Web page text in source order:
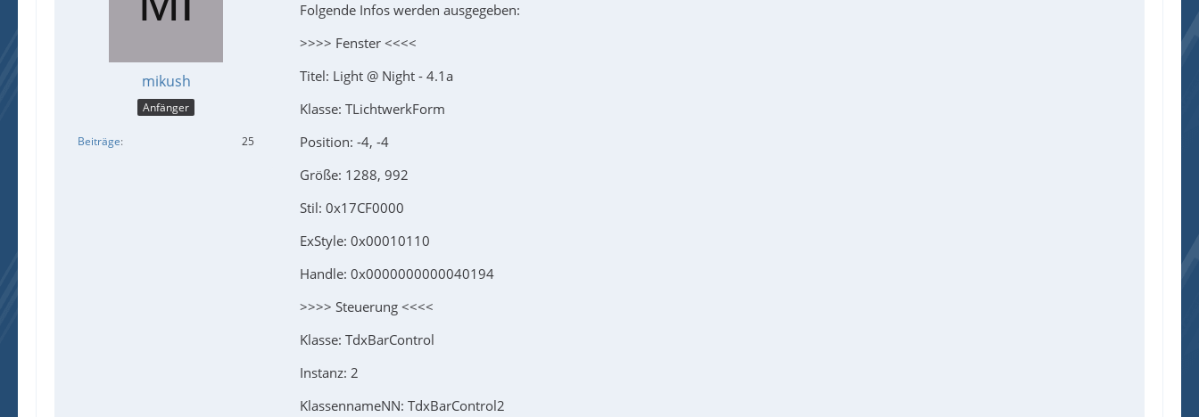
mikush
Anfänger
Beiträge 25
Folgende Infos werden ausgegeben:
>>>> Fenster <<<<
Titel: Light @ Night - 4.1a
Klasse: TLichtwerkForm
Position: -4, -4
Größe: 1288, 992
Stil: 0x17CF0000
ExStyle: 0x00010110
Handle: 0x0000000000040194
>>>> Steuerung <<<<
Klasse: TdxBarControl
Instanz: 2
KlassennameNN: TdxBarControl2